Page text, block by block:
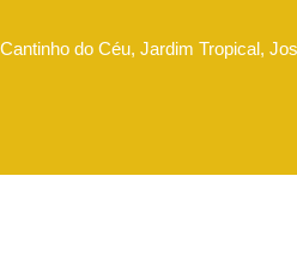
do Céu, Jardim Tropical,